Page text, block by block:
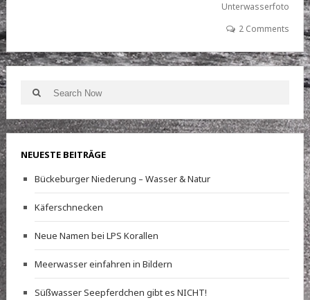
Unterwasserfoto
2 Comments
Search Search
NEUESTE BEITRÄGE
Bückeburger Niederung – Wasser & Natur
Käferschnecken
Neue Namen bei LPS Korallen
Meerwasser einfahren in Bildern
Süßwasser Seepferdchen gibt es NICHT!